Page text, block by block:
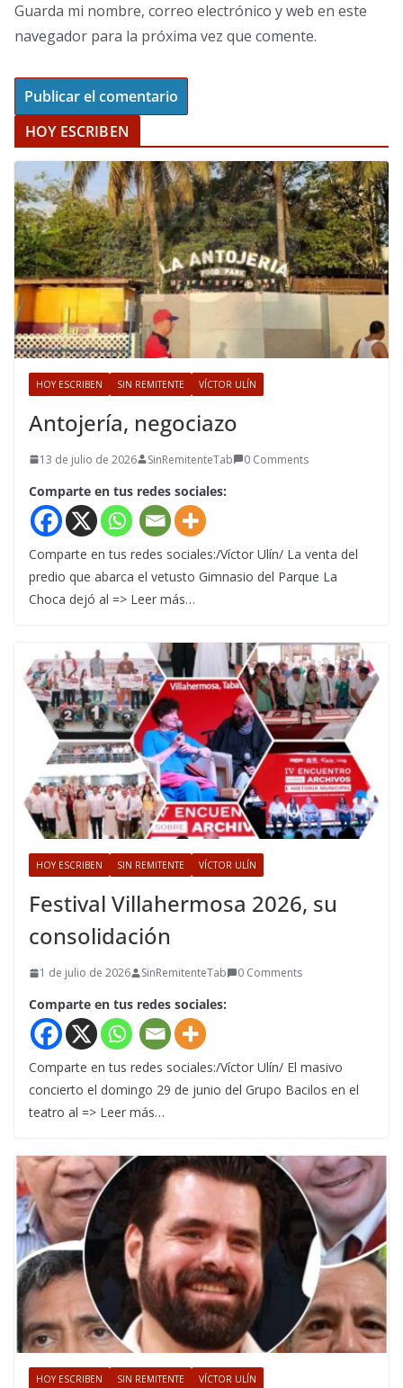
Guarda mi nombre, correo electrónico y web en este
navegador para la próxima vez que comente.
HOY ESCRIBEN
HOY ESCRIBEN SIN REMITENTE VÍCTOR ULÍN
Antojería, negociazo
13 de julio de 2026 SinRemitenteTab 0 Comments
Comparte en tus redes sociales:
Comparte en tus redes sociales:/Víctor Ulín/ La venta del
predio que abarca el vetusto Gimnasio del Parque La
Choca dejó al => Leer más…
HOY ESCRIBEN SIN REMITENTE VÍCTOR ULÍN
Festival Villahermosa 2026, su
consolidación
1 de julio de 2026 SinRemitenteTab 0 Comments
Comparte en tus redes sociales:
Comparte en tus redes sociales:/Víctor Ulín/ El masivo
concierto el domingo 29 de junio del Grupo Bacilos en el
teatro al => Leer más…
HOY ESCRIBEN SIN REMITENTE VÍCTOR ULÍN